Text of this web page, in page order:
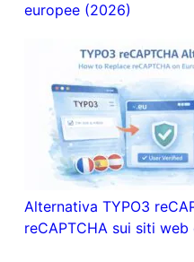
europee (2026)
Alternativa TYPO3
reCAPTCHA sui siti web